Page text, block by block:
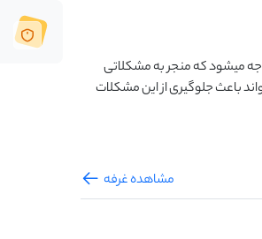
مشاهده غرفه